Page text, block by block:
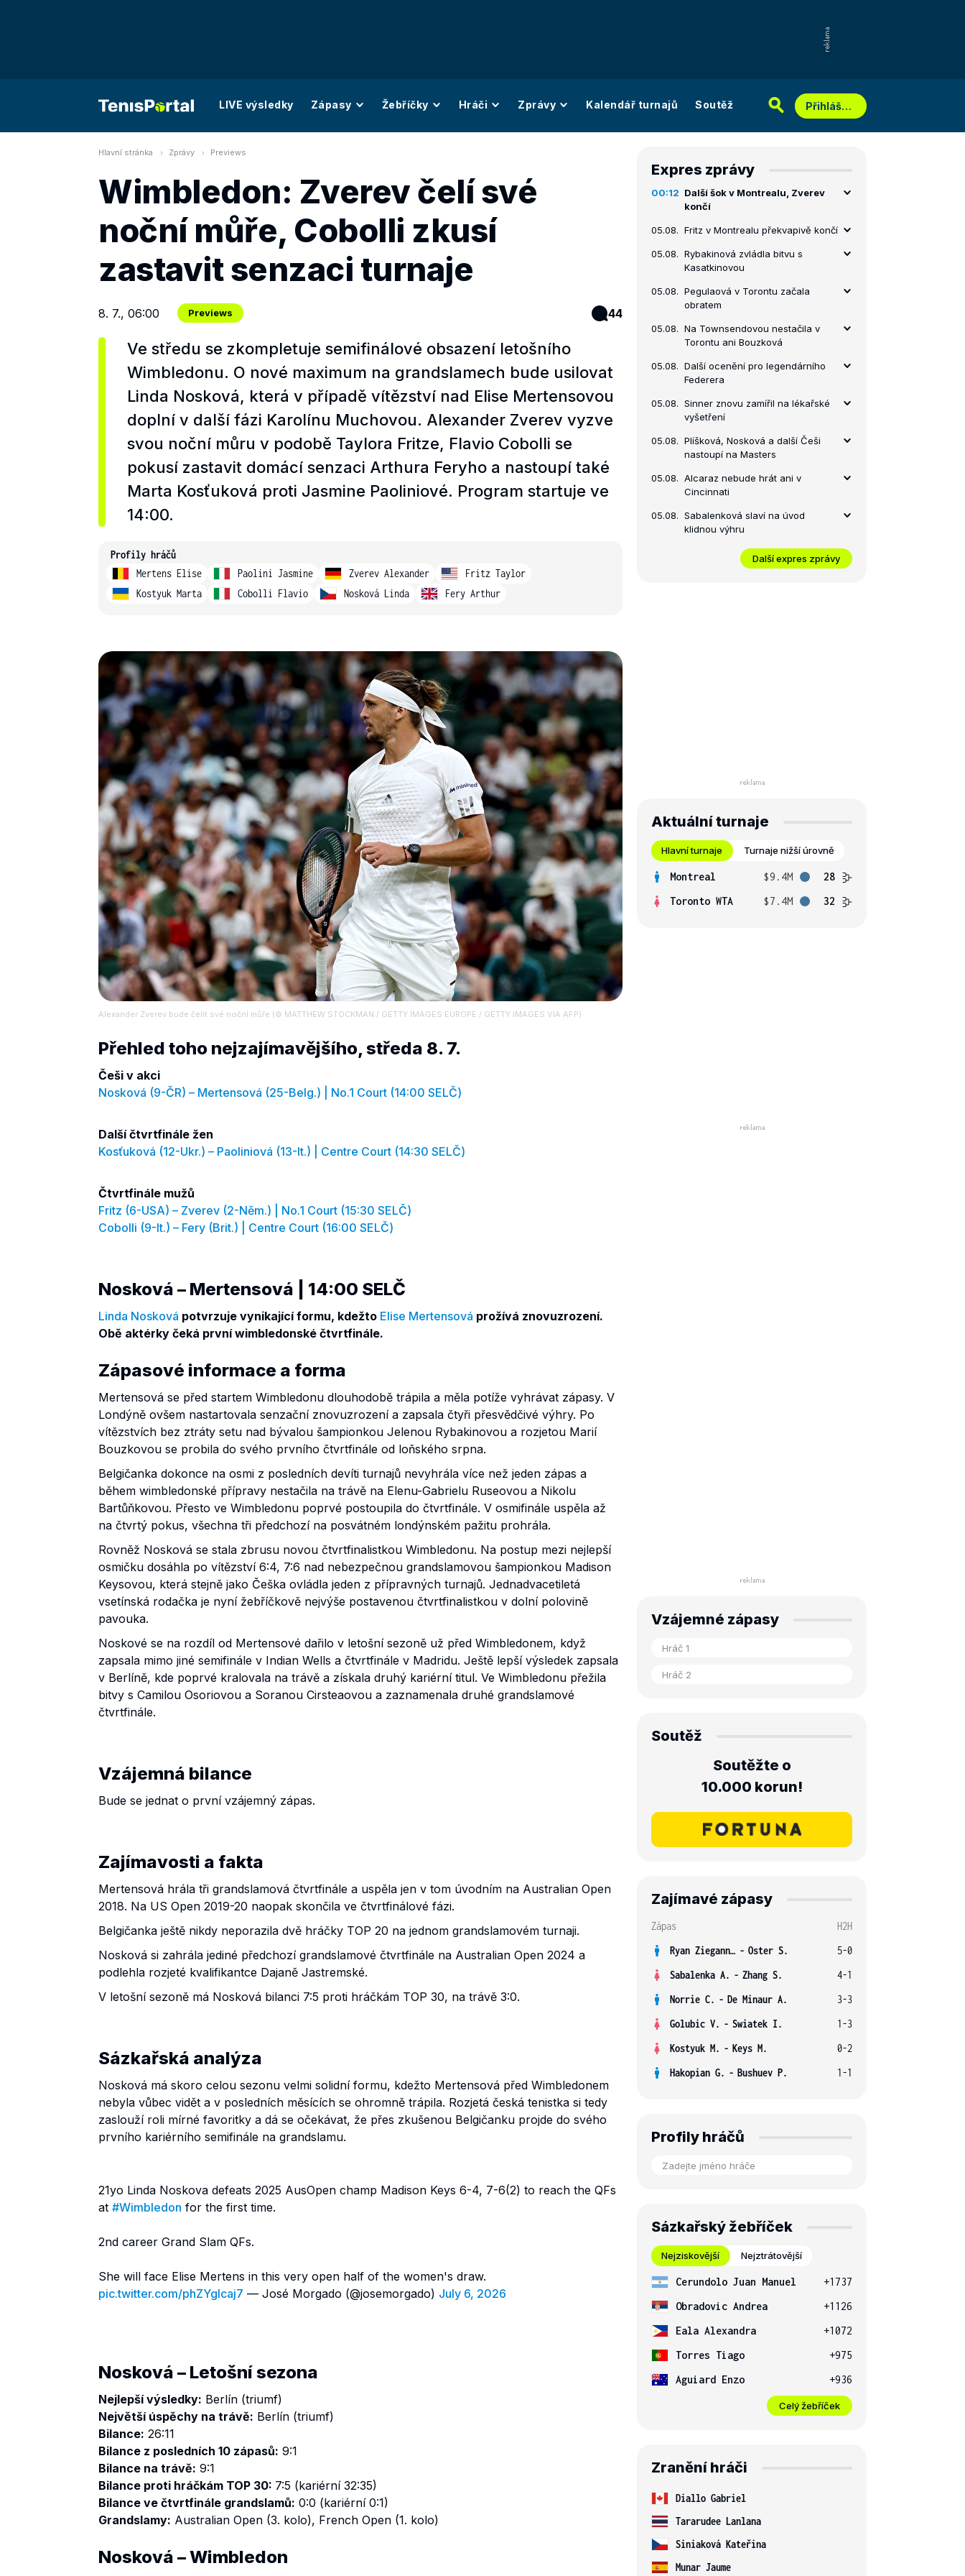
LIVE výsledky Zápasy Žebříčky Hráči Zprávy Kalendář turnajů Soutěž Přihlášení
Hlavní stránka Zprávy Previews
Wimbledon: Zverev čelí své
noční můře, Cobolli zkusí
zastavit senzaci turnaje
8. 7., 06:00 Previews 44
Ve středu se zkompletuje semifinálové obsazení letošního
Wimbledonu. O nové maximum na grandslamech bude usilovat
Linda Nosková, která v případě vítězství nad Elise Mertensovou
doplní v další fázi Karolínu Muchovou. Alexander Zverev vyzve
svou noční můru v podobě Taylora Fritze, Flavio Cobolli se
pokusí zastavit domácí senzaci Arthura Feryho a nastoupí také
Marta Kosťuková proti Jasmine Paoliniové. Program startuje ve
14:00.
Profily hráčů
Mertens Elise
Paolini Jasmine Zverev Alexander
Fritz Taylor
Kostyuk Marta
Cobolli Flavio Nosková Linda Fery Arthur
Alexander Zverev bude čelit své noční můře (© MATTHEW STOCKMAN / GETTY IMAGES EUROPE / GETTY IMAGES VIA AFP)
Přehled toho nejzajímavějšího, středa 8. 7.
Češi v akci
Nosková (9-ČR) – Mertensová (25-Belg.) | No.1 Court (14:00 SELČ)
Další čtvrtfinále žen
Kosťuková (12-Ukr.) – Paoliniová (13-It.) | Centre Court (14:30 SELČ)
Čtvrtfinále mužů
Fritz (6-USA) – Zverev (2-Něm.) | No.1 Court (15:30 SELČ)
Cobolli (9-It.) – Fery (Brit.) | Centre Court (16:00 SELČ)
Nosková – Mertensová | 14:00 SELČ
Linda Nosková potvrzuje vynikající formu, kdežto Elise Mertensová prožívá znovuzrození.
Obě aktérky čeká první wimbledonské čtvrtfinále.
Zápasové informace a forma
Mertensová se před startem Wimbledonu dlouhodobě trápila a měla potíže vyhrávat zápasy. V
Londýně ovšem nastartovala senzační znovuzrození a zapsala čtyři přesvědčivé výhry. Po
vítězstvích bez ztráty setu nad bývalou šampionkou Jelenou Rybakinovou a rozjetou Marií
Bouzkovou se probila do svého prvního čtvrtfinále od loňského srpna.
Belgičanka dokonce na osmi z posledních devíti turnajů nevyhrála více než jeden zápas a
během wimbledonské přípravy nestačila na trávě na Elenu-Gabrielu Ruseovou a Nikolu
Bartůňkovou. Přesto ve Wimbledonu poprvé postoupila do čtvrtfinále. V osmifinále uspěla až
na čtvrtý pokus, všechna tři předchozí na posvátném londýnském pažitu prohrála.
Rovněž Nosková se stala zbrusu novou čtvrtfinalistkou Wimbledonu. Na postup mezi nejlepší
osmičku dosáhla po vítězství 6:4, 7:6 nad nebezpečnou grandslamovou šampionkou Madison
Keysovou, která stejně jako Češka ovládla jeden z přípravných turnajů. Jednadvacetiletá
vsetínská rodačka je nyní žebříčkově nejvýše postavenou čtvrtfinalistkou v dolní polovině
pavouka.
Noskové se na rozdíl od Mertensové dařilo v letošní sezoně už před Wimbledonem, když
zapsala mimo jiné semifinále v Indian Wells a čtvrtfinále v Madridu. Ještě lepší výsledek zapsala
v Berlíně, kde poprvé kralovala na trávě a získala druhý kariérní titul. Ve Wimbledonu přežila
bitvy s Camilou Osoriovou a Soranou Cirsteaovou a zaznamenala druhé grandslamové
čtvrtfinále.
Vzájemná bilance
Bude se jednat o první vzájemný zápas.
Zajímavosti a fakta
Mertensová hrála tři grandslamová čtvrtfinále a uspěla jen v tom úvodním na Australian Open
2018. Na US Open 2019-20 naopak skončila ve čtvrtfinálové fázi.
Belgičanka ještě nikdy neporazila dvě hráčky TOP 20 na jednom grandslamovém turnaji.
Nosková si zahrála jediné předchozí grandslamové čtvrtfinále na Australian Open 2024 a
podlehla rozjeté kvalifikantce Dajaně Jastremské.
V letošní sezoně má Nosková bilanci 7:5 proti hráčkám TOP 30, na trávě 3:0.
Sázkařská analýza
Nosková má skoro celou sezonu velmi solidní formu, kdežto Mertensová před Wimbledonem
nebyla vůbec vidět a v posledních měsících se ohromně trápila. Rozjetá česká tenistka si tedy
zaslouží roli mírné favoritky a dá se očekávat, že přes zkušenou Belgičanku projde do svého
prvního kariérního semifinále na grandslamu.
21yo Linda Noskova defeats 2025 AusOpen champ Madison Keys 6-4, 7-6(2) to reach the QFs
at #Wimbledon for the first time.
2nd career Grand Slam QFs.
She will face Elise Mertens in this very open half of the women's draw.
pic.twitter.com/phZYglcaj7 — José Morgado (@josemorgado) July 6, 2026
Nosková – Letošní sezona
Nejlepší výsledky: Berlín (triumf)
Největší úspěchy na trávě: Berlín (triumf)
Bilance: 26:11
Bilance z posledních 10 zápasů: 9:1
Bilance na trávě: 9:1
Bilance proti hráčkám TOP 30: 7:5 (kariérní 32:35)
Bilance ve čtvrtfinále grandslamů: 0:0 (kariérní 0:1)
Grandslamy: Australian Open (3. kolo), French Open (1. kolo)
Nosková – Wimbledon
Expres zprávy
00:12 Další šok v Montrealu, Zverev
končí
05.08. Fritz v Montrealu překvapivě končí
05.08. Rybakinová zvládla bitvu s
Kasatkinovou
05.08. Pegulaová v Torontu začala
obratem
05.08. Na Townsendovou nestačila v
Torontu ani Bouzková
05.08. Další ocenění pro legendárního
Federera
05.08. Sinner znovu zamířil na lékařské
vyšetření
05.08. Plíšková, Nosková a další Češi
nastoupí na Masters
05.08. Alcaraz nebude hrát ani v
Cincinnati
05.08. Sabalenková slaví na úvod
klidnou výhru
Další expres zprávy
Aktuální turnaje
Hlavní turnaje Turnaje nižší úrovně
Montreal $9.4M
28
Toronto WTA
$7.4M 32
Vzájemné zápasy
Soutěž
Soutěžte o
10.000 korun!
Zajímavé zápasy
Zápas
H2H
Ryan Ziegann S. - Oster S.
5-0
Sabalenka A. - Zhang S.
4-1
Norrie C. - De Minaur A.
3-3
Golubic V. - Swiatek I.
1-3
Kostyuk M. - Keys M.
0-2
Hakopian G. - Bushuev P. 1-1
Profily hráčů
Sázkařský žebříček
Nejziskovější Nejztrátovější
Cerundolo Juan Manuel
+1737
Obradovic Andrea
+1126
Eala Alexandra
+1072
Torres Tiago
+975
Aguiard Enzo
+936
Celý žebříček
Zranění hráči
Diallo Gabriel
Tararudee Lanlana
Siniaková Kateřina
Munar Jaume